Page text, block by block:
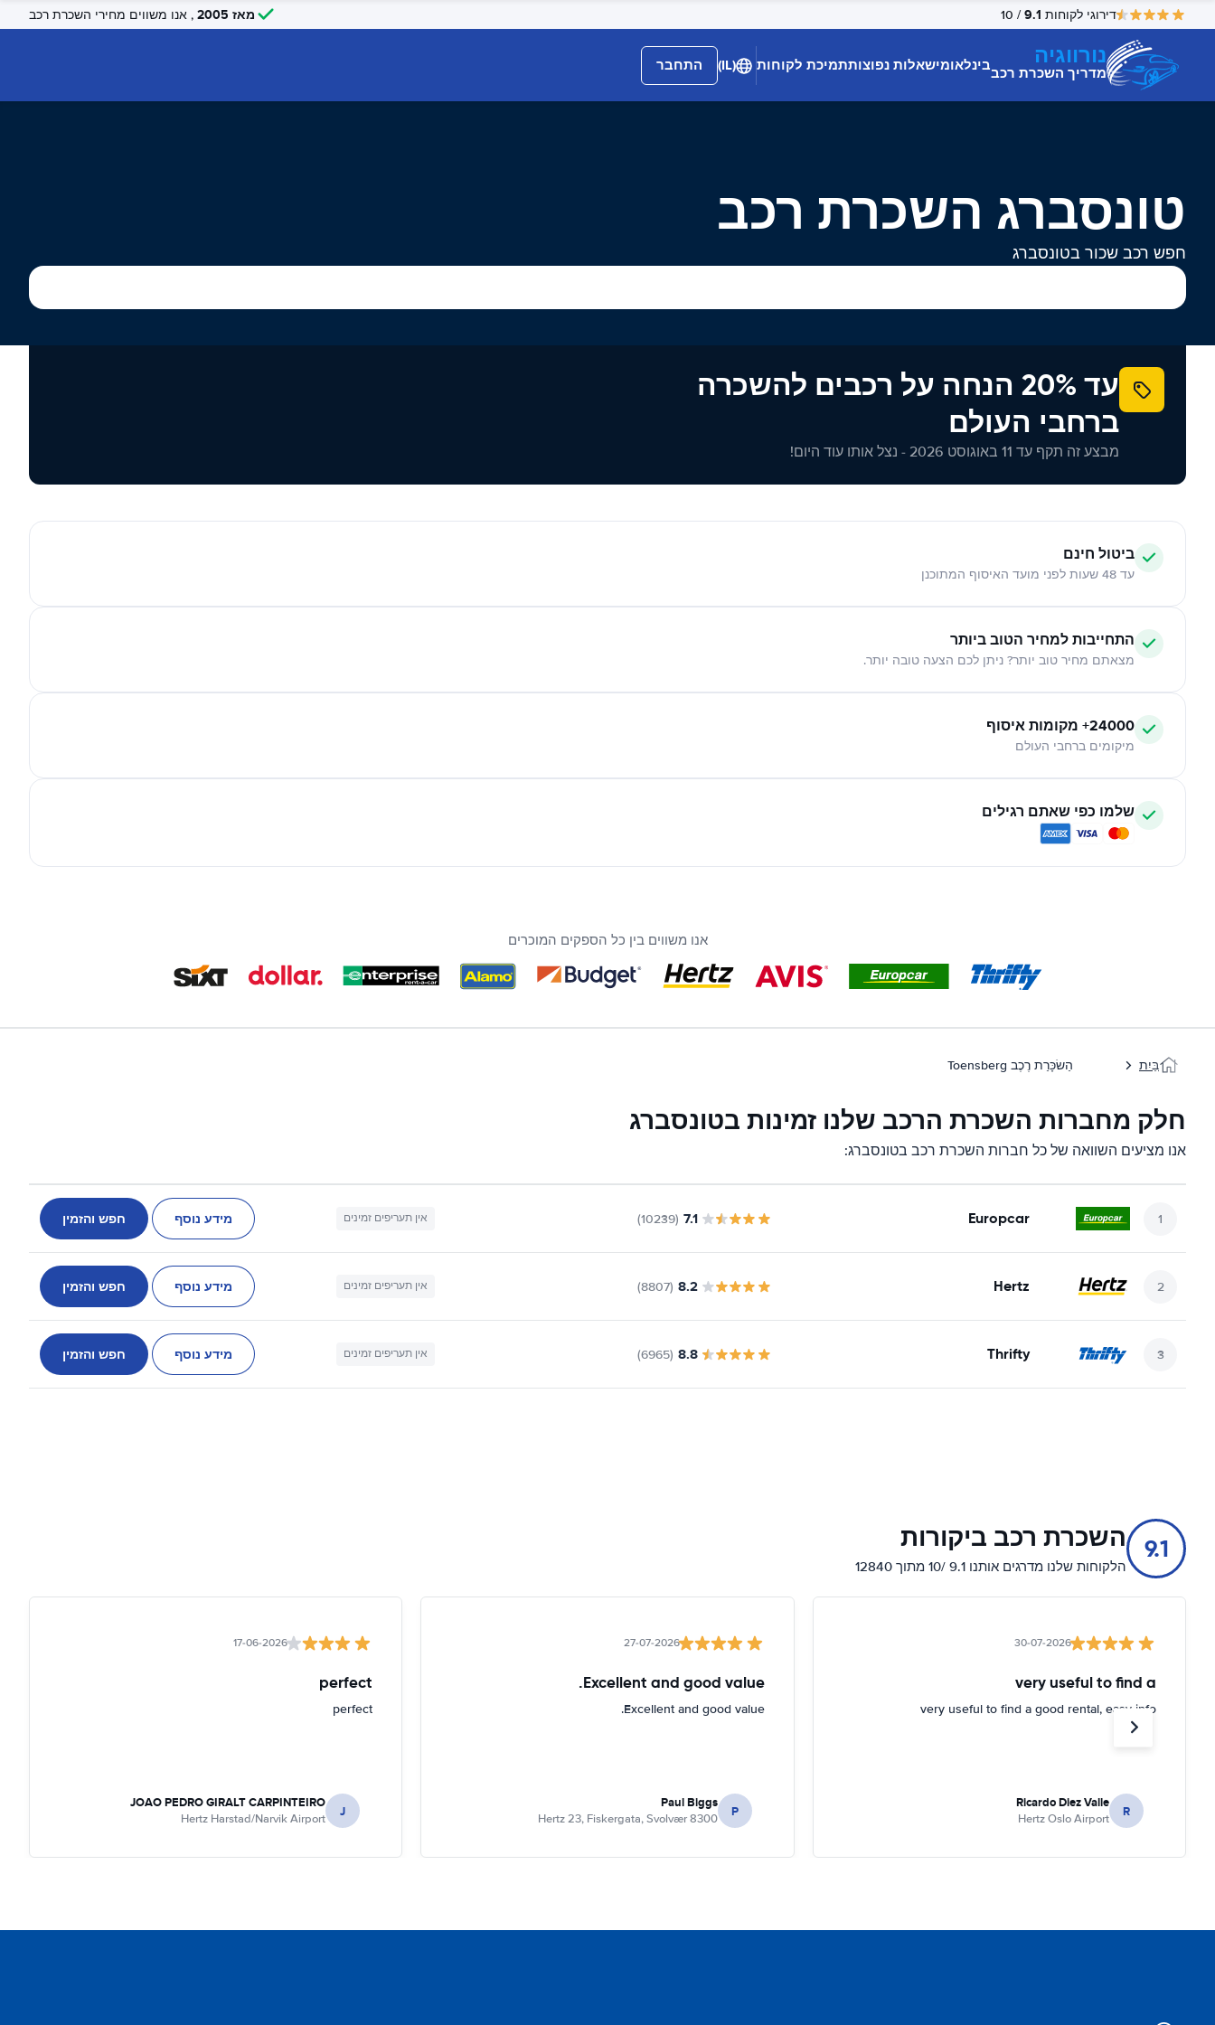
דירוגי לקוחות 9.1
/ 10 מאז 2005 , אנו משווים מחירי השכרת רכב
נורווגיה
מדריך השכרת רכבבינלאומישאלות נפוצותתמיכת לקוחות (IL) התחבר
טונסברג השכרת רכב
חפש רכב שכור בטונסברג
עד 20% הנחה על רכבים להשכרה
ברחבי העולם
מבצע זה תקף עד 11 באוגוסט 2026 - נצל אותו עוד היום!
ביטול חינם
עד 48 שעות לפני מועד האיסוף המתוכנן
התחייבות למחיר הטוב ביותר
מצאתם מחיר טוב יותר? ניתן לכם הצעה טובה יותר.
24000+ מקומות איסוף
מיקומים ברחבי העולם
שלמו כפי שאתם רגילים
אנו משווים בין כל הספקים המוכרים
בַּיִת הַשׂכָּרַת רֶכֶב Toensberg
חלק מחברות השכרת הרכב שלנו זמינות בטונסברג
אנו מציעים השוואה של כל חברות השכרת רכב בטונסברג:
Europcar
7.1
(10239) אין תעריפים זמינים מידע נוסף חפש והזמין
Hertz
8.2
(8807) אין תעריפים זמינים מידע נוסף חפש והזמין
Thrifty
8.8
(6965) אין תעריפים זמינים מידע נוסף חפש והזמין
9.1 השכרת רכב ביקורות
הלקוחות שלנו מדרגים אותנו 9.1 /10 מתוך 12840
30-07-2026
very useful to find a
very useful to find a good rental, easy info
R
Ricardo Diez Valle
Hertz Oslo Airport
27-07-2026
Excellent and good value.
Excellent and good value.
P
Paul Biggs
Hertz 23, Fiskergata, Svolvær 8300
17-06-2026
perfect
perfect
J
JOAO PEDRO GIRALT CARPINTEIRO
Hertz Harstad/Narvik Airport